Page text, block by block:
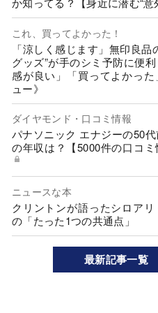
これ、買ってよかった！
「涼しく感じます」無印良品
グッズ”が手のシミ予防に便
感が良い」「買ってよかっ
ュー》
ダイヤモンド・口コミ情報
パナソニック エナジーの50
の年収は？【5000件の口コミ
ニュースな本
クリントンが語ったシロア
の「たった1つの共通点」
最新記事一覧